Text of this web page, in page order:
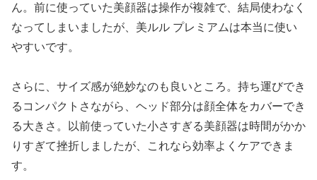
ん。前に使っていた美顔器は操作が複雑で、結局使わなく
なってしまいましたが、美ルル プレミアムは本当に使い
やすいです。
さらに、サイズ感が絶妙なのも良いところ。持ち運びでき
るコンパクトさながら、ヘッド部分は顔全体をカバーでき
る大きさ。以前使っていた小さすぎる美顔器は時間がかか
りすぎて挫折しましたが、これなら効率よくケアできま
す。